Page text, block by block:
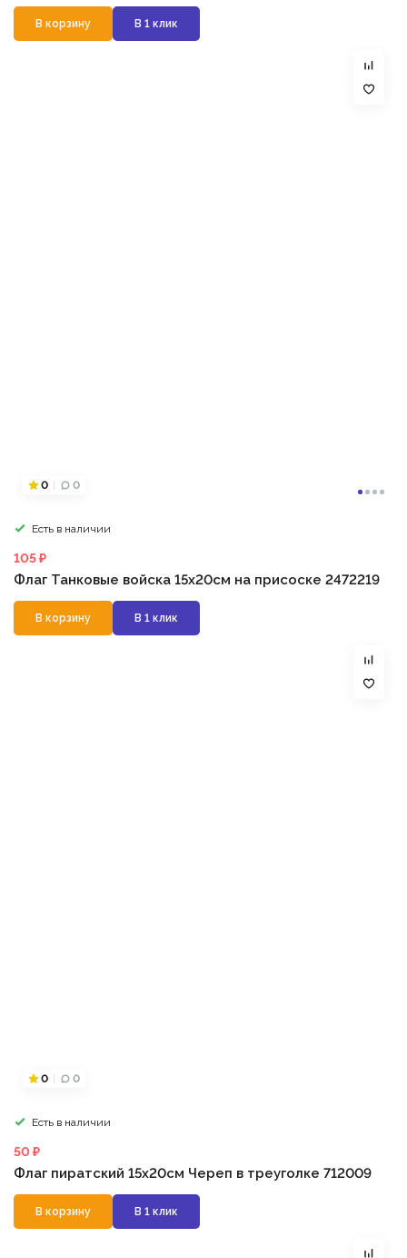
В корзину В 1 клик
0 0
Есть в наличии
105 ₽
Флаг Танковые войска 15х20см на присоске 2472219
В корзину В 1 клик
0 0
Есть в наличии
50 ₽
Флаг пиратский 15х20см Череп в треуголке 712009
В корзину В 1 клик